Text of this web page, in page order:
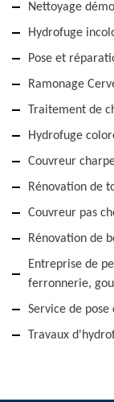
Nettoyage
Hydrofuge
Pose et
Ramonage
Traitement de
Hydrofuge
Couvreur
Rénovation de
Couvreur pas
Rénovation de
Entreprise de
ferronnerie,
Service de
Travaux